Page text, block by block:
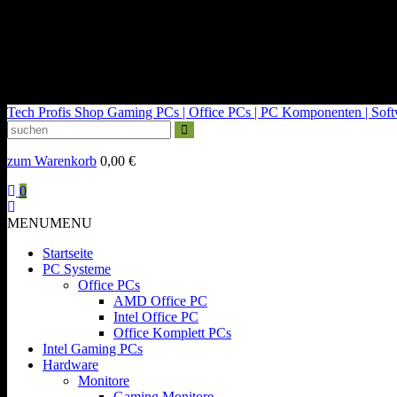
Tech Profis Shop Gaming PCs | Office PCs | PC Komponenten |
zum Warenkorb 0,00 €
0
MENUMENU
Startseite
PC Systeme
Office PCs
AMD Office PC
Intel Office PC
Office Komplett PCs
Intel Gaming PCs
Hardware
Monitore